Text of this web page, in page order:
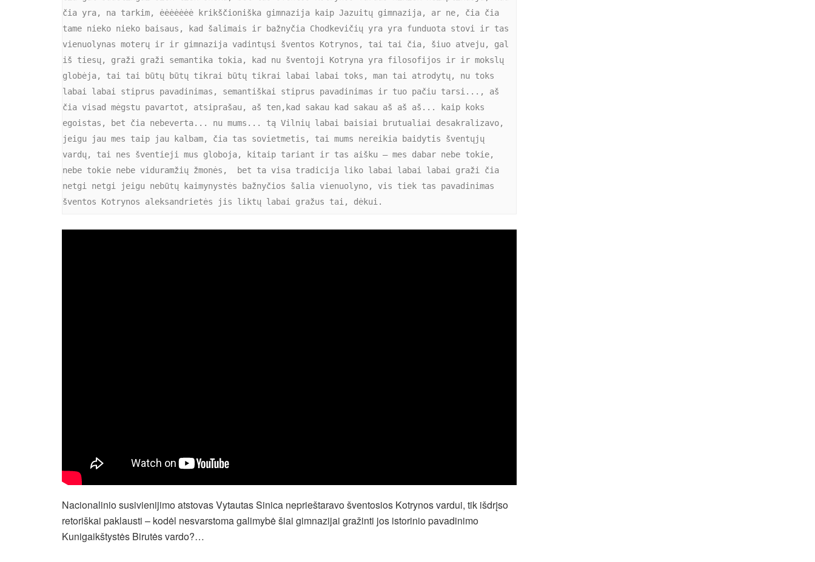
čia yra, na tarkim, ėėėėėėė krikščioniška gimnazija kaip Jazuitų gimnazija, ar ne, čia čia
tame nieko nieko baisaus, kad šalimais ir bažnyčia Chodkevičių yra yra funduota stovi ir tas
vienuolynas moterų ir ir gimnazija vadintųsi šventos Kotrynos, tai tai čia, šiuo atveju, gal
iš tiesų, graži graži semantika tokia, kad nu šventoji Kotryna yra filosofijos ir ir mokslų
globėja, tai tai būtų būtų tikrai būtų tikrai labai labai toks, man tai atrodytų, nu toks
labai labai stiprus pavadinimas, semantiškai stiprus pavadinimas ir tuo pačiu tarsi..., aš
čia visad mėgstu pavartot, atsiprašau, aš ten,kad sakau kad sakau aš aš aš... kaip koks
egoistas, bet čia nebeverta... nu mums... tą Vilnių labai baisiai brutualiai desakralizavo,
jeigu jau mes taip jau kalbam, čia tas sovietmetis, tai mums nereikia baidytis šventųjų
vardų, tai nes šventieji mus globoja, kitaip tariant ir tas aišku – mes dabar nebe tokie,
nebe tokie nebe viduramžių žmonės,  bet ta visa tradicija liko labai labai labai graži čia
netgi netgi jeigu nebūtų kaimynystės bažnyčios šalia vienuolyno, vis tiek tas pavadinimas
šventos Kotrynos aleksandrietės jis liktų labai gražus tai, dėkui.
Nacionalinio susivienijimo atstovas Vytautas Sinica neprieštaravo šventosios Kotrynos vardui, tik išdrįso
retoriškai paklausti – kodėl nesvarstoma galimybė šiai gimnazijai gražinti jos istorinio pavadinimo
Kunigaikštystės Birutės vardo?…